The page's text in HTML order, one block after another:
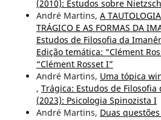
(2010): Estudos sobre
André Martins, A
TRÁGICO E AS FORMAS DA
Estudos de Filosofia da
Edição temática: “Clément
“Clément Rosset I”
André Martins, Uma tópica
, Trágica: Estudos de Filosofia
(2023): Psicologia Spinozista I
André Martins, Duas